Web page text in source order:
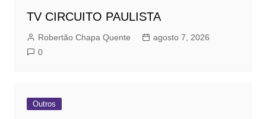
TV CIRCUITO PAULISTA
Robertão Chapa Quente
agosto 7, 2026
0
Outros